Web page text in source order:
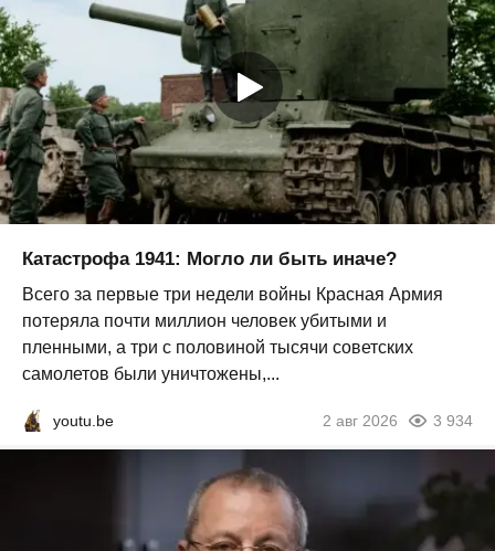
Катастрофа 1941: Могло ли быть иначе?
Всего за первые три недели войны Красная Армия
потеряла почти миллион человек убитыми и
пленными, а три с половиной тысячи советских
самолетов были уничтожены,...
youtu.be 2 авг 2026 3 934